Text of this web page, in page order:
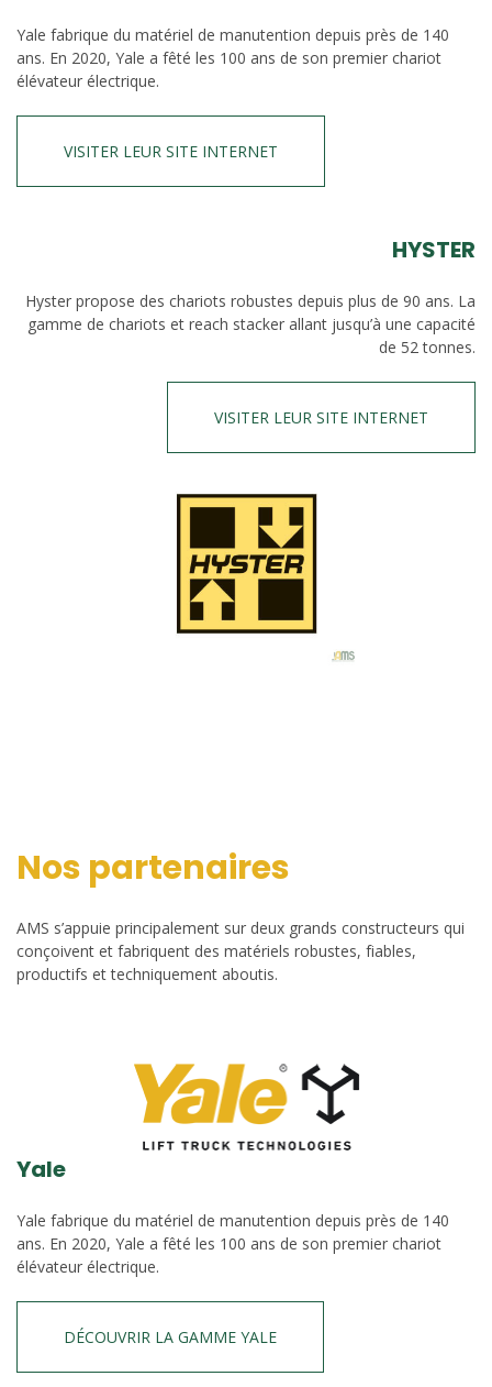
Yale fabrique du matériel de manutention depuis près de 140
ans. En 2020, Yale a fêté les 100 ans de son premier chariot
élévateur électrique.
VISITER LEUR SITE INTERNET
HYSTER
Hyster propose des chariots robustes depuis plus de 90 ans. La
gamme de chariots et reach stacker allant jusqu’à une capacité
de 52 tonnes.
VISITER LEUR SITE INTERNET
Nos partenaires
AMS s’appuie principalement sur deux grands constructeurs qui
conçoivent et fabriquent des matériels robustes, fiables,
productifs et techniquement aboutis.
Yale
Yale fabrique du matériel de manutention depuis près de 140
ans. En 2020, Yale a fêté les 100 ans de son premier chariot
élévateur électrique.
DÉCOUVRIR LA GAMME YALE